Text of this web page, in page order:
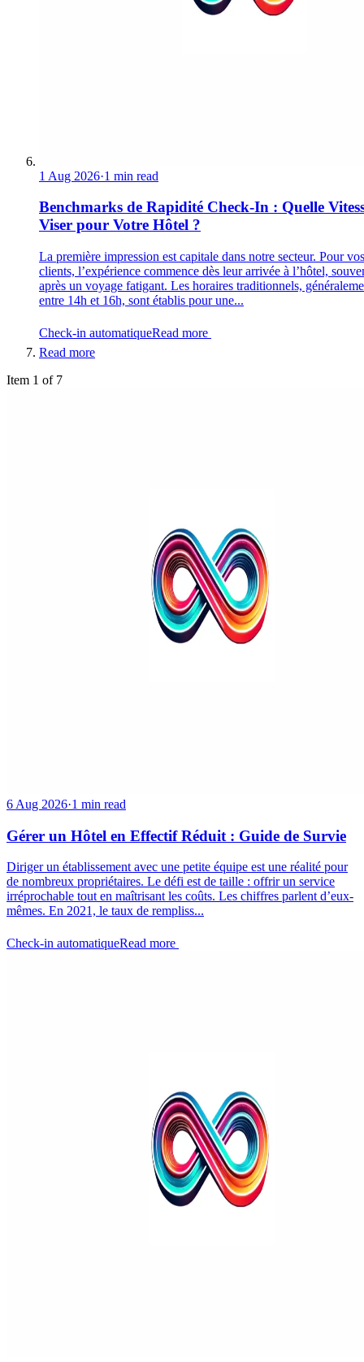
1 Aug 2026·1 min read
Benchmarks de Rapidité Check-In : Quelle
Viser pour Votre Hôtel ?
La première impression est capitale dans notre secteur. Pour vos
clients, l’expérience commence dès leur arrivée à l’hôtel,
après un voyage fatigant. Les horaires traditionnels,
entre 14h et 16h, sont établis pour une...
Check-in automatiqueRead more
Read more
Item 1 of 7
6 Aug 2026·1 min read
Gérer un Hôtel en Effectif Réduit : Guide de Survie
Diriger un établissement avec une petite équipe est une réalité pour
de nombreux propriétaires. Le défi est de taille : offrir un service
irréprochable tout en maîtrisant les coûts. Les chiffres parlent d’eux-
mêmes. En 2021, le taux de rempliss...
Check-in automatiqueRead more